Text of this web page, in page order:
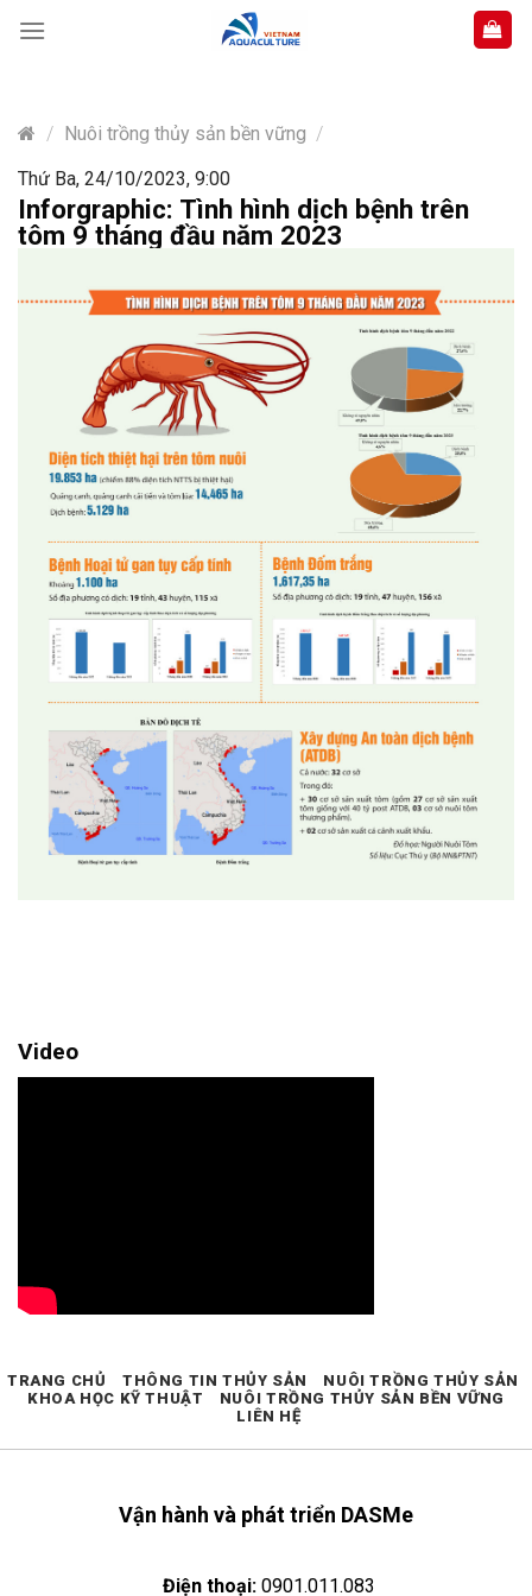
content
/ Nuôi trồng thủy sản bền vững /
Thứ Ba, 24/10/2023, 9:00
Inforgraphic: Tình hình dịch bệnh trên
tôm 9 tháng đầu năm 2023
Video
Vận hành và phát triển DASMe
Điện thoại: 0901.011.083
TRANG CHỦ THÔNG TIN THỦY SẢN
NUÔI TRỒNG THỦY SẢN
KHOA HỌC KỸ THUẬT
NUÔI TRỒNG THỦY SẢN BỀN VỮNG
LIÊN HỆ